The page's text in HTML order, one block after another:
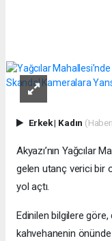
Erkek| Kadın
Akyazı’nın Yağcılar
gelen utanç verici bir
yol açtı.
Edinilen bilgilere
kahvehanenin